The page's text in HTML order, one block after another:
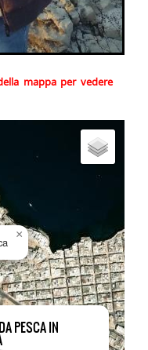
mappa per vedere
PESCA IN
×